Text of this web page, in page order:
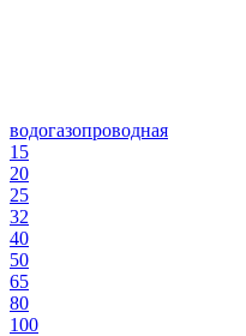
водогазопроводная
15
20
25
32
40
50
65
80
100